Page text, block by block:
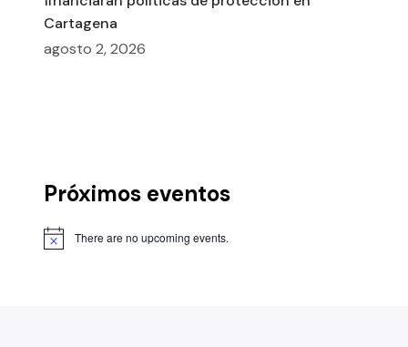
Cartagena
agosto 2, 2026
Próximos eventos
There are no upcoming events.